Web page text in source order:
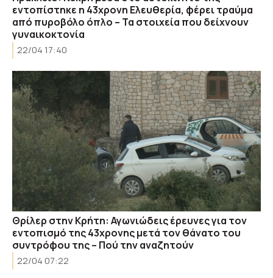
εντοπίστηκε η 43χρονη Ελευθερία, φέρει τραύμα
από πυροβόλο όπλο – Τα στοιχεία που δείχνουν
γυναικοκτονία
22/04 17:40
Θρίλερ στην Κρήτη: Αγωνιώδεις έρευνες για τον
εντοπισμό της 43χρονης μετά τον θάνατο του
συντρόφου της – Πού την αναζητούν
22/04 07:22